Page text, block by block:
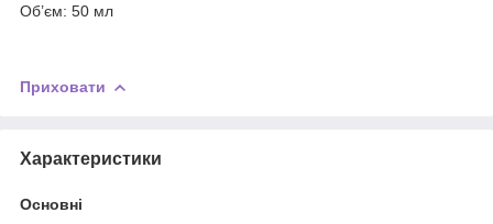
Об’єм: 50 мл
Приховати
Характеристики
Основні